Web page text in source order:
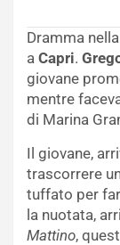
Dramma
a Capri.
giovane
mentre
di Marina
Il giovane,
trascorrere
tuffato per
la nuotata,
Mattino,